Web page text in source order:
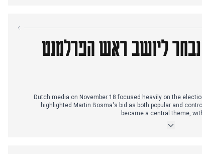
מלוני בוונטו, שבו מתחה ביקורת על האופוזיציה וקידמה את מעמדה
בולט. אישור בית הנבחרים האמריקאי לפרסום תיקי אפשטיין תרם
נבחר ליושב ראש הפרלמנט
Dutch media on November 18 focused heavily on the
highlighted Martin Bosma's bid as both popular and
became a central theme,
By late afternoon and early evening, the election climaxed with